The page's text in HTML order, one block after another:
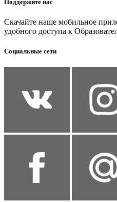
Поддержите нас
Скачайте наше мобильное
удобного доступа к
Социальные сети